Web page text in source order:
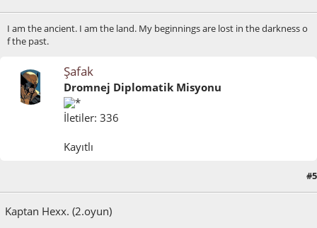
I am the ancient. I am the land. My beginnings are lost in the darkness o
f the past.
Şafak
Dromnej Diplomatik Misyonu
İletiler: 336
Kayıtlı
#5
Kaptan Hexx. (2.oyun)